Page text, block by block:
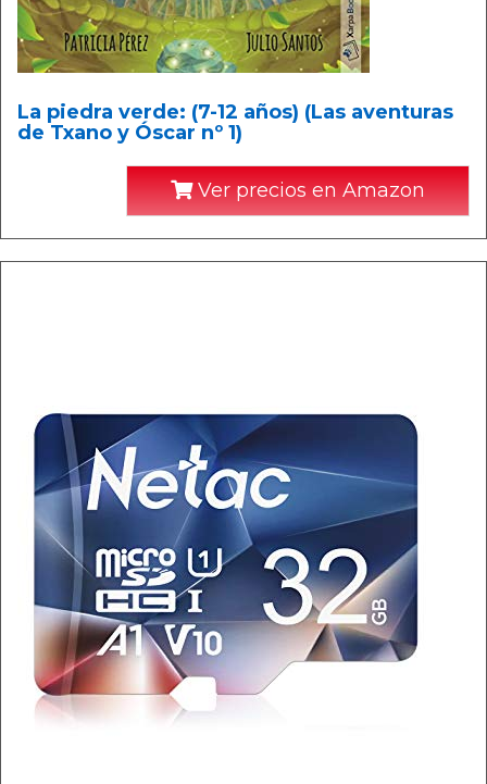
La piedra verde: (7-12 años) (Las aventuras
de Txano y Óscar nº 1)
Ver precios en Amazon